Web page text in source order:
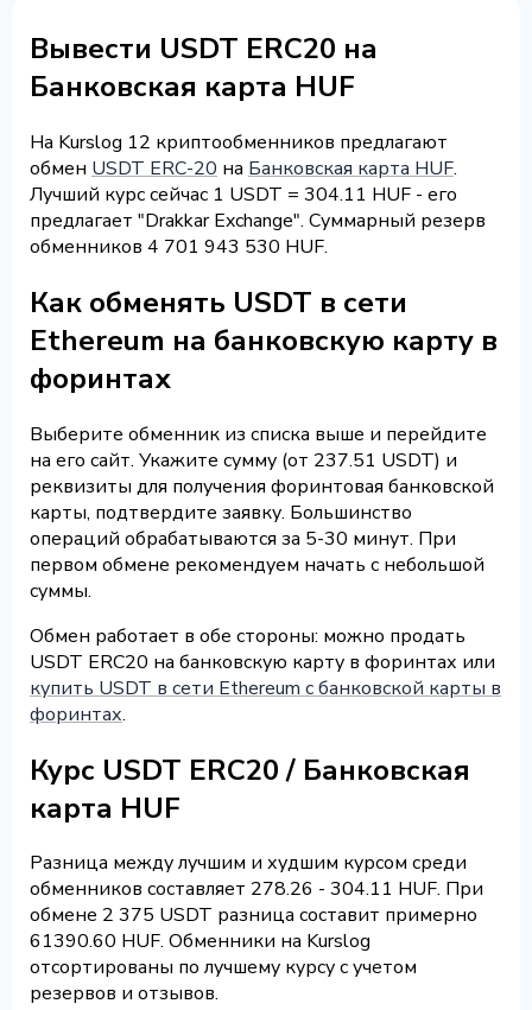
Вывести USDT ERC20 на
Банковская карта HUF
На Kurslog 12 криптообменников предлагают
обмен USDT ERC-20 на Банковская карта HUF.
Лучший курс сейчас 1 USDT = 304.11 HUF - его
предлагает "Drakkar Exchange". Суммарный резерв
обменников 4 701 943 530 HUF.
Как обменять USDT в сети
Ethereum на банковскую карту в
форинтах
Выберите обменник из списка выше и перейдите
на его сайт. Укажите сумму (от 237.51 USDT) и
реквизиты для получения форинтовая банковской
карты, подтвердите заявку. Большинство
операций обрабатываются за 5-30 минут. При
первом обмене рекомендуем начать с небольшой
суммы.
Обмен работает в обе стороны: можно продать
USDT ERC20 на банковскую карту в форинтах или
купить USDT в сети Ethereum с банковской карты в
форинтах.
Курс USDT ERC20 / Банковская
карта HUF
Разница между лучшим и худшим курсом среди
обменников составляет 278.26 - 304.11 HUF. При
обмене 2 375 USDT разница составит примерно
61390.60 HUF. Обменники на Kurslog
отсортированы по лучшему курсу с учетом
резервов и отзывов.